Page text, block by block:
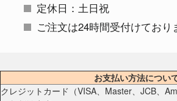
定休日：土日祝
ご注文は24時間受付けており
お支払い方法につい
クレジットカード（VISA、Master、JCB、